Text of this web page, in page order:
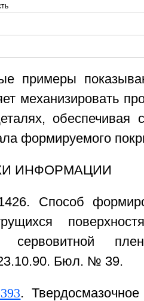
примеры
механизировать
обеспечивая
формируемого
ИНФОРМАЦИИ
Способ
сервовитной
Бюл. № 39.
.